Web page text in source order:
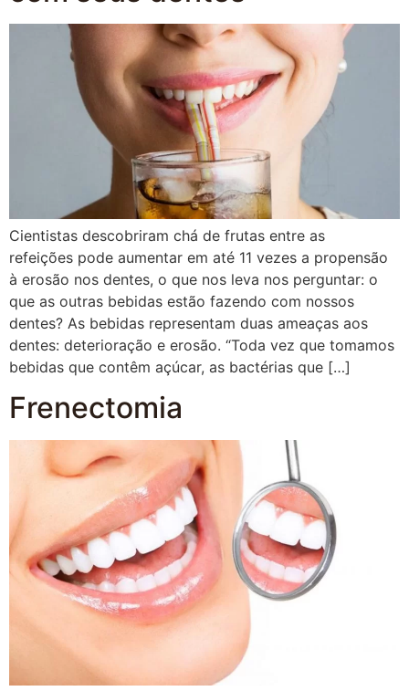
Cientistas descobriram chá de frutas entre as
refeições pode aumentar em até 11 vezes a propensão
à erosão nos dentes, o que nos leva nos perguntar: o
que as outras bebidas estão fazendo com nossos
dentes? As bebidas representam duas ameaças aos
dentes: deterioração e erosão. “Toda vez que tomamos
bebidas que contêm açúcar, as bactérias que […]
Frenectomia